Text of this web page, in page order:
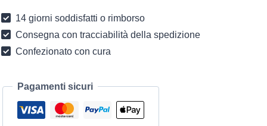
quantità
14 giorni soddisfatti o rimborso
Consegna con tracciabilità della spedizione
Confezionato con cura
Pagamenti sicuri